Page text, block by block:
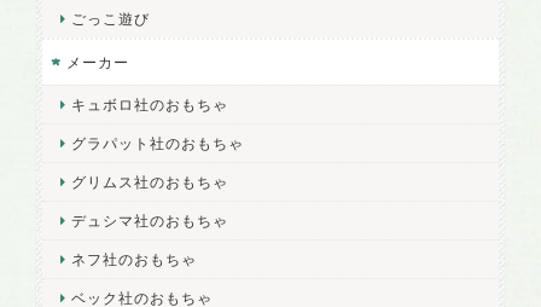
ごっこ遊び
メーカー
キュボロ社のおもちゃ
グラパット社のおもちゃ
グリムス社のおもちゃ
デュシマ社のおもちゃ
ネフ社のおもちゃ
ベック社のおもちゃ